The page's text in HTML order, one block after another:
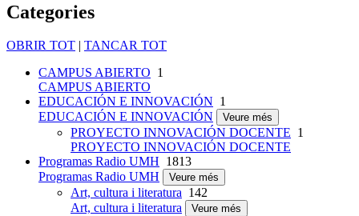
Categories
OBRIR TOT | TANCAR TOT
CAMPUS ABIERTO 1
CAMPUS ABIERTO
EDUCACIÓN E INNOVACIÓN 1
EDUCACIÓN E INNOVACIÓN
Veure més
PROYECTO INNOVACIÓN DOCENTE 1
PROYECTO INNOVACIÓN DOCENTE
Programas Radio UMH 1813
Programas Radio UMH
Veure més
Art, cultura i literatura 142
Art, cultura i literatura
Veure més